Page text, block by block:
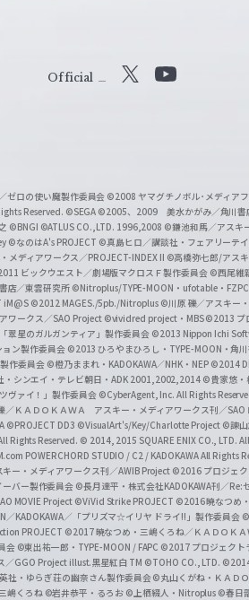
Official
b
e
O
f
f
i
c
i
a
l
C
h
a
n
n
e
ゼロの使い魔製作委員会 ©2008 ヤマグチノボル･メディア
Reserved. ©SEGA ©2005、2009 美水かがみ／角川書
©BNGI ©ATLUS CO.,LTD. 1996,2008 ©鎌池和馬／アスキ
©なのはA's PROJECT ©真島ヒロ／講談社・フェアリーテ
メディアワークス／PROJECT-INDEX II ©高橋弥七郎/アス
ビックウエスト／劇場版マクロスＦ製作委員会 ©西尾維
店／東雲研究所 ©Nitroplus/TYPE-MOON・ufotable・FZPC
iM@S ©2012 MAGES./5pb./Nitroplus ©川原 礫／アスキー
ワークス／SAO Project ©vividred project・MBS ©2013 プ
翠星のガルガンティア」製作委員会 ©2013 Nippon Ichi
ン製作委員会 ©2013 ひろやまひろし・TYPE-MOON・角
作委員会 ©橙乃ままれ・KADOKAWA／NHK・NEP ©2014
シンエイ・テレビ朝日・ADK 2001,2002,2014 ©貴家悠・
ヴァイ！」製作委員会 ©CyberAgent, Inc. All Rights
／ＫＡＤＯＫＡＷＡ アスキー・メディアワークス刊／
©PROJECT DD3 ©VisualArt's/Key/Charlotte Project ©諫山
Rights Reserved. © 2014, 2015 SQUARE ENIX CO., LTD.
POWERCHORD STUDIO / C2 / KADOKAWA All Rights
ー・メディアワークス刊／AWIB Project ©2016 プロジェ
バー製作委員会 ©長月達平・株式会社KADOKAWA刊／Re:
MOVIE Project ©ViVid Strike PROJECT ©2016 暁なつめ
／KADOKAWA／「プリズマ☆イリヤ ドライ!!」製作委員会
PROJECT ©2017 暁なつめ・三嶋くろね／ＫＡＤＯＫ
会 ©東出祐一郎・TYPE-MOON / FAPC ©2017 プロジェクト
／GGO Project illust.黒星紅白 TM ©TOHO CO., LTD.
社・ゆらぎ荘の幽奈さん製作委員会©丸山くがね・ＫＡＤ
嶋くろね ©岩井恭平・るろお ©上栖綴人・Nitroplus ©春日